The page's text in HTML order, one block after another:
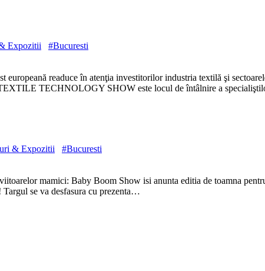
Expozitii
#Bucuresti
readuce în atenţia investitorilor industria textilă şi
TECHNOLOGY SHOW este locul de întâlnire a
& Expozitii
#Bucuresti
mamici: Baby Boom Show isi anunta editia de toamna
Targul se va desfasura cu prezenta…